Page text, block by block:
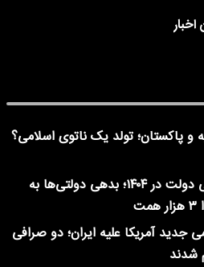
و پاکستان؛ تولد یک ناتوی اسلامی؟
رکوردزنی بدهی دولت در ۱۴۰۴؛ بدهی دولتی‌ها به
جدید آمریکا علیه ایران؛ دو صرافی
شدند